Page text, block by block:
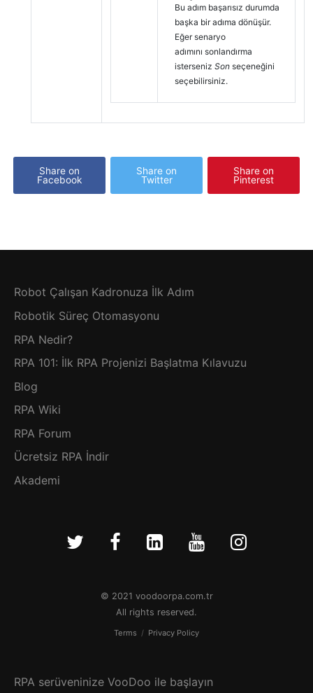
Bu adım başarısız durumda
başka bir adıma dönüşür.
Eğer senaryo
adımını sonlandırma
isterseniz Son seçeneğini
seçebilirsiniz.
Share on
Facebook
Share on
Twitter
Share on
Pinterest
Robot Çalışan Kadronuza İlk Adım
Robotik Süreç Otomasyonu
RPA Nedir?
RPA 101: İlk RPA Projenizi Başlatma Kılavuzu
Blog
RPA Wiki
RPA Forum
Ücretsiz RPA İndir
Akademi
© 2021 voodoorpa.com.tr
All rights reserved.
Terms / Privacy Policy
RPA serüveninize VooDoo ile başlayın